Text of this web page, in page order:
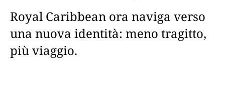
Royal Caribbean ora naviga verso
una nuova identità: meno tragitto,
più viaggio.